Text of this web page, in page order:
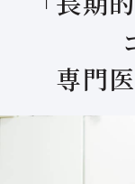
専門